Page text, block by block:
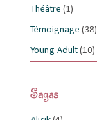
Théâtre (1)
Témoignage (38)
Young Adult (10)
Sagas